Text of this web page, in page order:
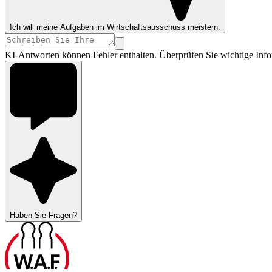
Ich will meine Aufgaben im Wirtschaftsausschuss meistern.
KI-Antworten können Fehler enthalten. Überprüfen Sie wichtige
Haben Sie Fragen?